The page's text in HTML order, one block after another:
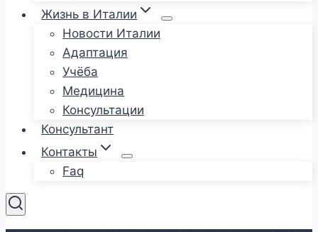
Жизнь в Италии
Новости Италии
Адаптация
Учёба
Медицина
Консультации
Консультант
Контакты
Faq